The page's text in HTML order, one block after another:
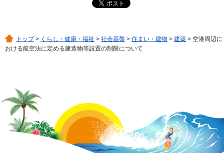
トップ> くらし・健康・福祉 > 社会基盤 > 住まい・建物 > 建築 > 空港周辺に
おける航空法に定める建造物等設置の制限について